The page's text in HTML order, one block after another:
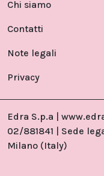
Chi siamo
Contatti
Note legali
Privacy
Edra S.p.a |
02/881841 | Sede
Milano (Italy)